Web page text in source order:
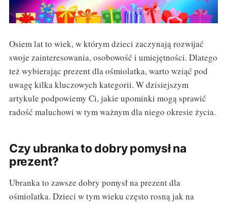
Osiem lat to wiek, w którym dzieci zaczynają rozwijać
swoje zainteresowania, osobowość i umiejętności. Dlatego
też wybierając prezent dla ośmiolatka, warto wziąć pod
uwagę kilka kluczowych kategorii. W dzisiejszym
artykule podpowiemy Ci, jakie upominki mogą sprawić
radość maluchowi w tym ważnym dla niego okresie życia.
Czy ubranka to dobry pomysł na
prezent?
Ubranka to zawsze dobry pomysł na prezent dla
ośmiolatka. Dzieci w tym wieku często rosną jak na